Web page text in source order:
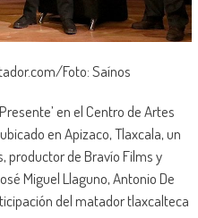
Foto: Saínos
en el Centro de Artes
en Apizaco, Tlaxcala, un
productor de Bravío Films y
Miguel Llaguno, Antonio De
del matador tlaxcalteca